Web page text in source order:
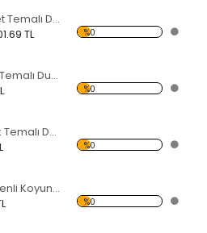
Çiçekli Bisiklet Temalı Duvar Sticker
TL %0
Ay ve Çocuk Temalı Duvar Sticker
%0
Üzgün Köpek Temalı Duvar Sticker
%0
Yuvarlak desenli Koyun Temalı Duvar Sticker
%0